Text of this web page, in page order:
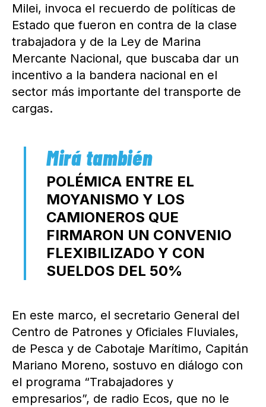
Milei, invoca el recuerdo de políticas de
Estado que fueron en contra de la clase
trabajadora y de la Ley de Marina
Mercante Nacional, que buscaba dar un
incentivo a la bandera nacional en el
sector más importante del transporte de
cargas.
POLÉMICA ENTRE EL
MOYANISMO Y LOS
CAMIONEROS QUE
FIRMARON UN CONVENIO
FLEXIBILIZADO Y CON
SUELDOS DEL 50%
En este marco, el secretario General del
Centro de Patrones y Oficiales Fluviales,
de Pesca y de Cabotaje Marítimo, Capitán
Mariano Moreno, sostuvo en diálogo con
el programa “Trabajadores y
empresarios”, de radio Ecos, que no le